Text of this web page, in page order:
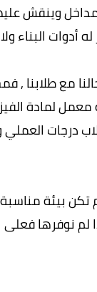
وينقش
البناء
مع طلابنا ,
لمادة
درجات
تكن بيئة
لم نوفرها